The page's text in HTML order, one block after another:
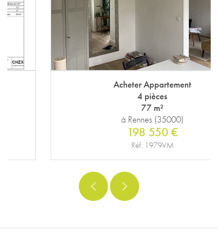
Acheter Appartement
à Rennes (35000)
198 550 €